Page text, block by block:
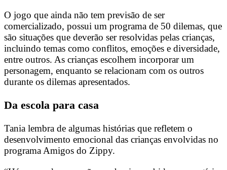
O jogo que ainda não tem previsão de ser
comercializado, possui um programa de 50 dilemas, que
são situações que deverão ser resolvidas pelas crianças,
incluindo temas como conflitos, emoções e diversidade,
entre outros. As crianças escolhem incorporar um
personagem, enquanto se relacionam com os outros
durante os dilemas apresentados.
Da escola para casa
Tania lembra de algumas histórias que refletem o
desenvolvimento emocional das crianças envolvidas no
programa Amigos do Zippy.